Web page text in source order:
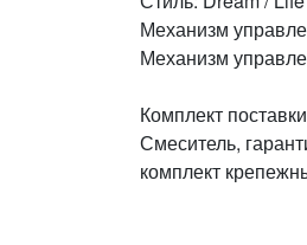
Механизм
Механизм
Комплект
Смеситель,
комплект